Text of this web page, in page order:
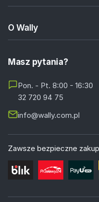
O Wally
Masz pytania?
Pon. - Pt. 8:00 - 16:30
32 720 94 75
info@wally.com.pl
Zawsze bezpieczne